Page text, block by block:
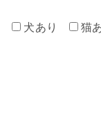
犬あり 猫